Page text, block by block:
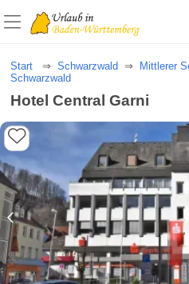
Start Schwarzwald Mittlerer
Schwarzwald
Hotel Central Garni